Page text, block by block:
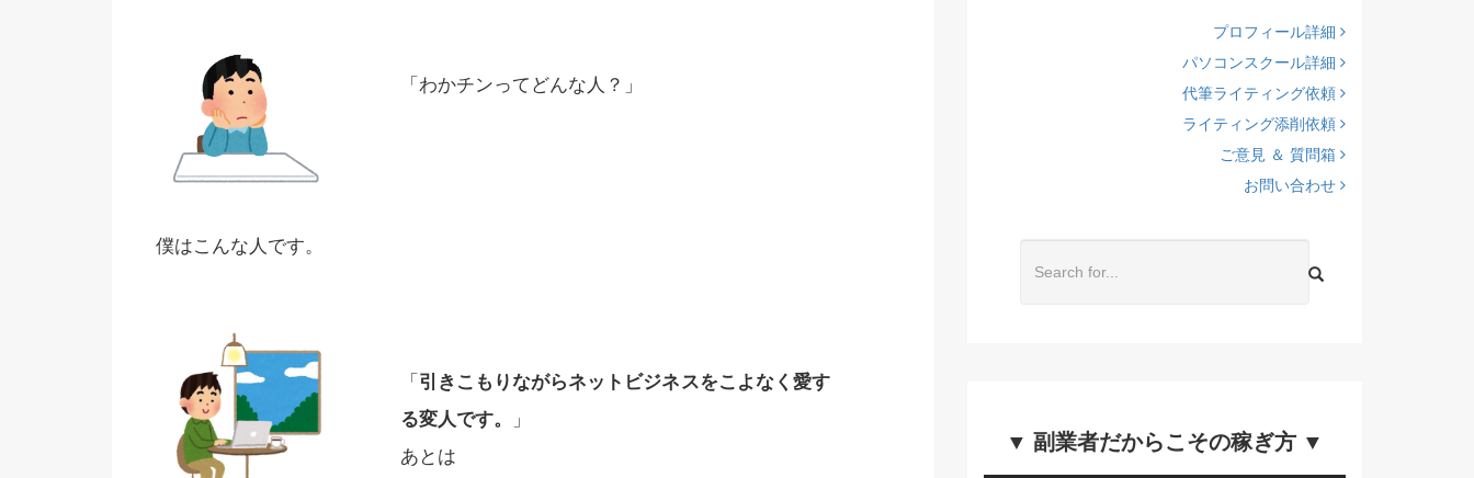
「わかチンってどんな人？」
僕はこんな人です。
「 引きこもりながらネットビジネスをこよなく愛す
る変人です。
」
あとは
プロフィール詳細
パソコンスクール詳細
代筆ライティング依頼
ライティング添削依頼
ご意見 ＆ 質問箱
お問い合わせ
▼ 副業者だからこその稼ぎ方 ▼